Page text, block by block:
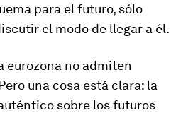
para el futuro, sólo
el modo de llegar a él.
eurozona no admiten
una cosa está clara: la
sobre los futuros